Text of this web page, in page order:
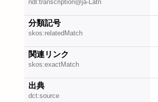
ndl:transcription@ja-Latn
分類記号
skos:relatedMatch
関連リンク
skos:exactMatch
出典
dct:source